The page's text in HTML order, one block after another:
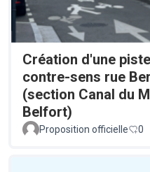
Création d'une
contre-sens rue
(section Canal du
Belfort)
Proposition officielle 0